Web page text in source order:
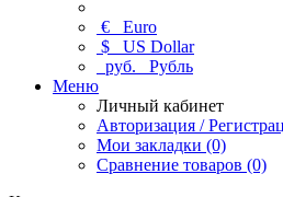
€ Euro
$ US Dollar
руб. Рубль
Меню
Личный кабинет
Авторизация /
Мои закладки (0)
Сравнение товаров (0)